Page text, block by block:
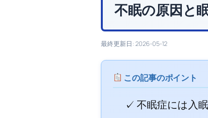
不眠の原因と
最終更新日: 2026-05-12
この記事のポイント
✓ 不眠症には入